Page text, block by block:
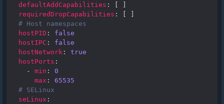
defaultAddCapabilities :
requiredDropCapabilities :
# Host namespaces
hostPID :
false
hostIPC :
false
hostNetwork :
true
hostPorts :
-
min :
0
max :
65535
# SELinux
seLinux :